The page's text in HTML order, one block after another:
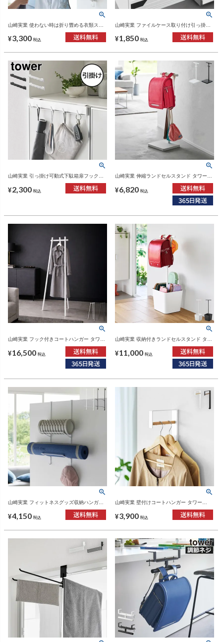
山崎実業 使わない時は折り畳める衣類スチ
リア雑貨・タワーシリーズ
¥3,300 税込
山崎実業 ファイルケース取り付け引っ掛け
ーズ
¥1,850 税込
山崎実業 引っ掛け可動式下駄箱扉フック
tower | インテリア雑貨・タワーシリーズ
¥2,300 税込
山崎実業 伸縮ランドセルスタンド タワー
tower | インテリア雑貨・タワーシリーズ
¥6,820 税込
山崎実業 フック付きコートハンガー タワー
tower | インテリア雑貨・タワーシリーズ
¥16,500 税込
山崎実業 収納付きランドセルスタンド タワ
ー tower | インテリア雑貨・タワーシリーズ
¥11,000 税込
山崎実業 フィットネスグッズ収納ハンガー
タワー tower | インテリア雑貨・タワーシリ
ーズ
¥4,150 税込
山崎実業 壁付けコートハンガー タワー
tower | インテリア雑貨・タワーシリーズ
¥3,900 税込